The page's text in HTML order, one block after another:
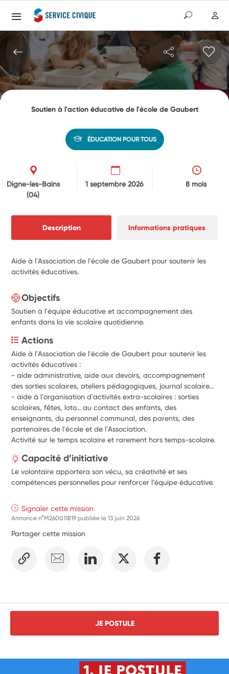
Soutien à l'action éducative de l'école de Gaubert
ÉDUCATION POUR TOUS
Digne-les-Bains
(04)
1 septembre 2026 8 mois
Description Informations pratiques
Aide à l'Association de l'école de Gaubert pour soutenir les
activités éducatives.
Objectifs
Soutien à l'équipe éducative et accompagnement des
enfants dans la vie scolaire quotidienne.
Actions
Aide à l'Association de l'école de Gaubert pour soutenir les
activités éducatives :
- aide administrative, aide aux devoirs, accompagnement
des sorties scolaires, ateliers pédagogiques, journal scolaire...
- aide à l'organisation d'activités extra-scolaires : sorties
scolaires, fêtes, loto... au contact des enfants, des
enseignants, du personnel communal, des parents, des
partenaires de l'école et de l'Association.
Activité sur le temps scolaire et rarement hors temps-scolaire.
Capacité d’initiative
Le volontaire apportera son vécu, sa créativité et ses
compétences personnelles pour renforcer l’équipe éducative.
Signaler cette mission
Annonce n°M260011819 publiée le13 juin 2026
Partager cette mission
JE POSTULE